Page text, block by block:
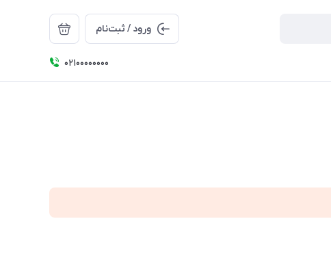
ورود / ثبت‌نام
۰۲۱۰۰۰۰۰۰۰۰